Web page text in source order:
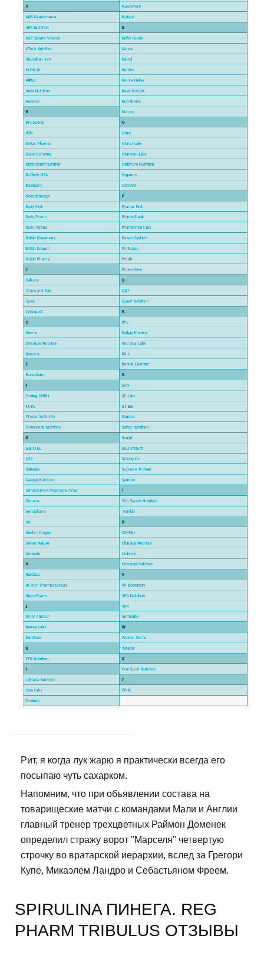
Рит, я когда лук жарю я практически всегда его
посыпаю чуть сахарком.
Напомним, что при объявлении состава на
товарищеские матчи с командами Мали и Англии
главный тренер трехцветных Раймон Доменек
определил стражу ворот "Марселя" четвертую
строчку во вратарской иерархии, вслед за Грегори
Купе, Микаэлем Ландро и Себастьяном Фреем.
SPIRULINA ПИНЕГА. REG
PHARM TRIBULUS ОТЗЫВЫ